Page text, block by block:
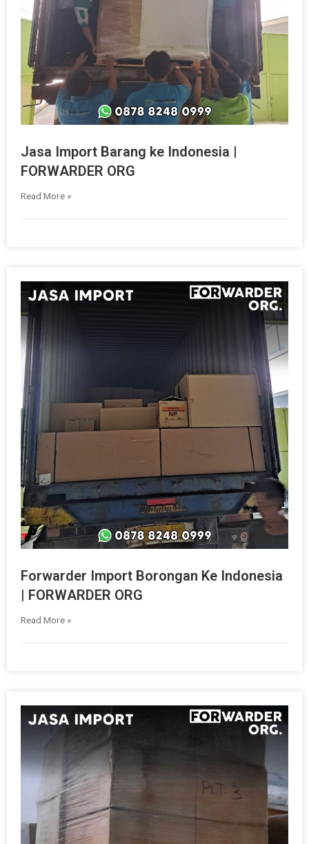
Jasa Import Barang ke Indonesia |
FORWARDER ORG
Read More »
Forwarder Import Borongan Ke Indonesia
| FORWARDER ORG
Read More »